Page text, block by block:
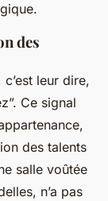
des
leur dire,
Ce signal
des talents
salle voûtée
n’a pas